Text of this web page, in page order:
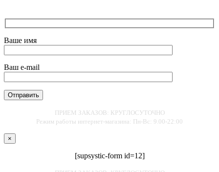
Ваше имя
Ваш e-mail
ПРИЕМ ЗАКАЗОВ: КРУГЛОСУТОЧНО
Режим работы интернет-магазина: Пн-Вс: 9.00-22:00
×
[supsystic-form id=12]